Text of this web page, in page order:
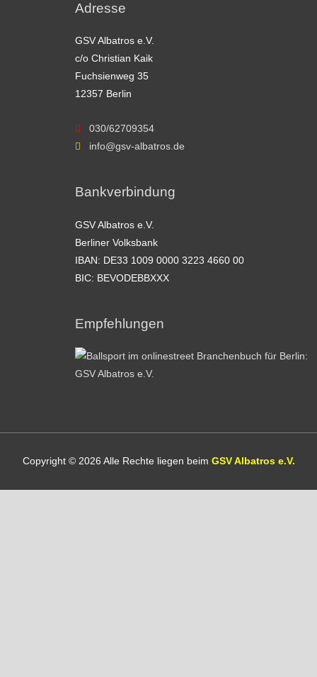
Adresse
GSV Albatros e.V.
c/o Christian Kaik
Fuchsienweg 35
12357 Berlin
030/62709354
info@gsv-albatros.de
Bankverbindung
GSV Albatros e.V.
Berliner Volksbank
IBAN: DE33 1009 0000 3223 4660 00
BIC: BEVODEBBXXX
Empfehlungen
Copyright © 2026 Alle Rechte liegen beim GSV Albatros e.V.